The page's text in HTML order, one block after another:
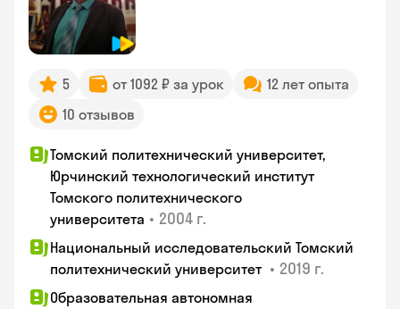
5 от 1092 ₽ за урок
12 лет опыта
10 отзывов
Томский политехнический университет,
Юрчинский технологический институт
Томского политехнического
университета • 2004 г.
Национальный исследовательский Томский
политехнический университет • 2019 г.
Образовательная автономная